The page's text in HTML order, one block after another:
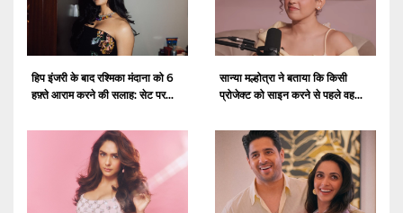
हिप इंजरी के बाद रश्मिका मंदाना को 6
हफ़्ते आराम करने की सलाह: सेट पर...
सान्या मल्होत्रा ​​ने बताया कि किसी
प्रोजेक्ट को साइन करने से पहले वह...